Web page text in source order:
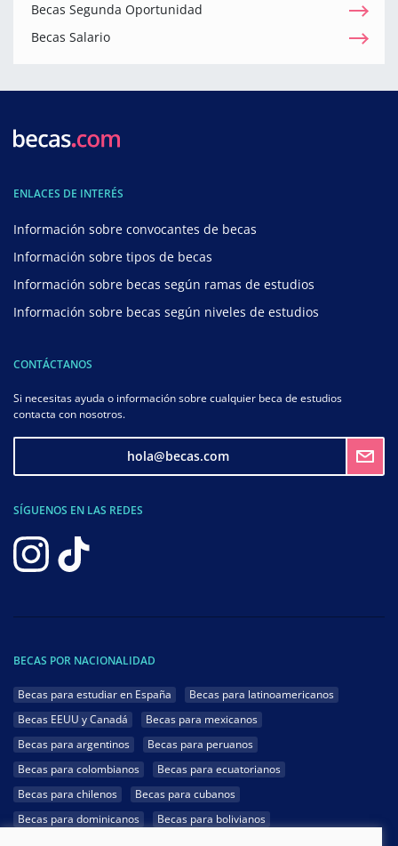
Becas Segunda Oportunidad
Becas Salario
ENLACES DE INTERÉS
Información sobre convocantes de becas
Información sobre tipos de becas
Información sobre becas según ramas de estudios
Información sobre becas según niveles de estudios
CONTÁCTANOS
Si necesitas ayuda o información sobre cualquier beca de estudios
contacta con nosotros.
hola@becas.com
SÍGUENOS EN LAS REDES
BECAS POR NACIONALIDAD
Becas para estudiar en España
Becas para latinoamericanos
Becas EEUU y Canadá
Becas para mexicanos
Becas para argentinos
Becas para peruanos
Becas para colombianos
Becas para ecuatorianos
Becas para chilenos
Becas para cubanos
Becas para dominicanos
Becas para bolivianos